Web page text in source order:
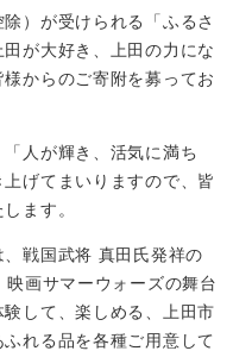
）が受けられる「ふるさ
が大好き、上田の力にな
からのご寄附を募ってお
人が輝き、活気に満ち
げてまいりますので、皆
ます。
戦国武将 真田氏発祥の
画サマーウォーズの舞台
して、楽しめる、上田市
れる品を各種ご用意して